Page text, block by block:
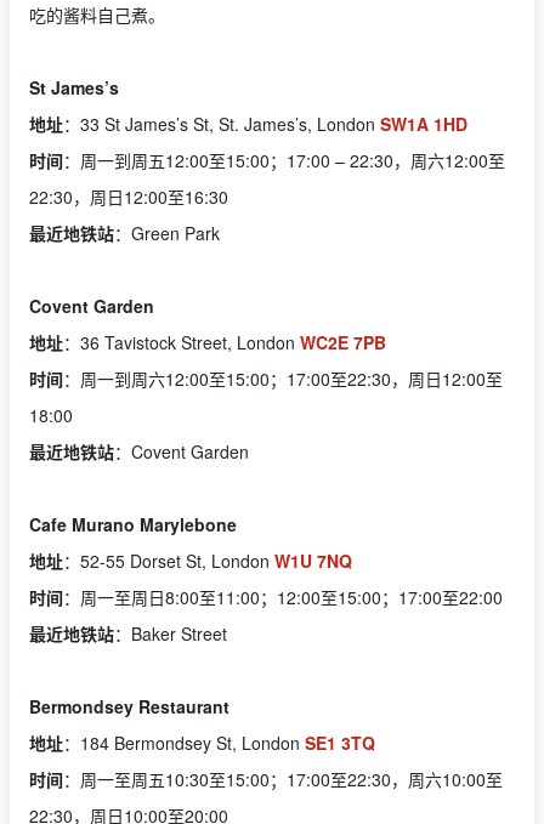
吃的酱料自己煮。
St James’s
地址：33 St James’s St, St. James’s, London SW1A 1HD
时间：周一到周五12:00至15:00；17:00 – 22:30，周六12:00至
22:30，周日12:00至16:30
最近地铁站：Green Park
Covent Garden
地址：36 Tavistock Street, London WC2E 7PB
时间：周一到周六12:00至15:00；17:00至22:30，周日12:00至
18:00
最近地铁站：Covent Garden
Cafe Murano Marylebone
地址：52-55 Dorset St, London W1U 7NQ
时间：周一至周日8:00至11:00；12:00至15:00；17:00至22:00
最近地铁站：Baker Street
Bermondsey Restaurant
地址：184 Bermondsey St, London SE1 3TQ
时间：周一至周五10:30至15:00；17:00至22:30，周六10:00至
22:30，周日10:00至20:00